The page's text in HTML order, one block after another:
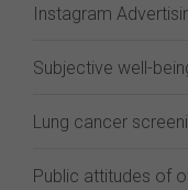
Instagram
Subjective well-
Lung cancer
Public attitudes of